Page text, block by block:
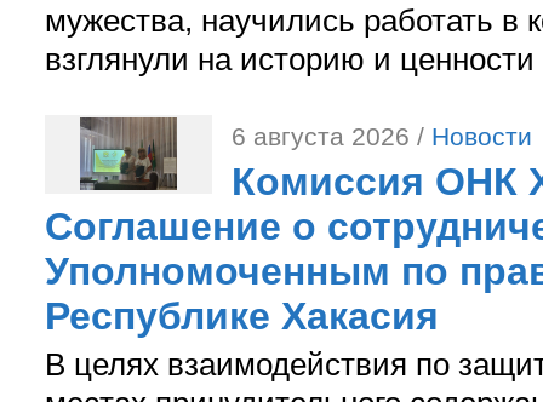
мужества, научились работать в
взглянули на историю и
6 августа 2026 / Новости
Комиссия ОНК
Соглашение о
Уполномоченным по
Республике Хакасия
В целях взаимодействия по